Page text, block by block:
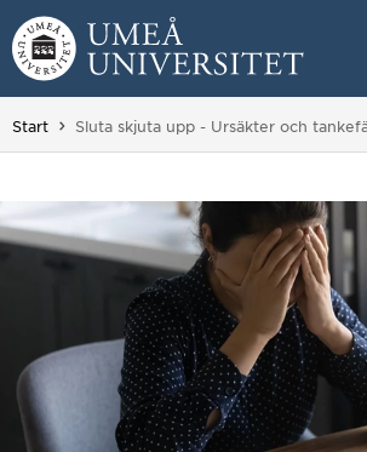
Hoppa direkt till innehållet
Huvudmenyn dold.
Start Du är här:
Sluta skjuta upp - Ursäkter och